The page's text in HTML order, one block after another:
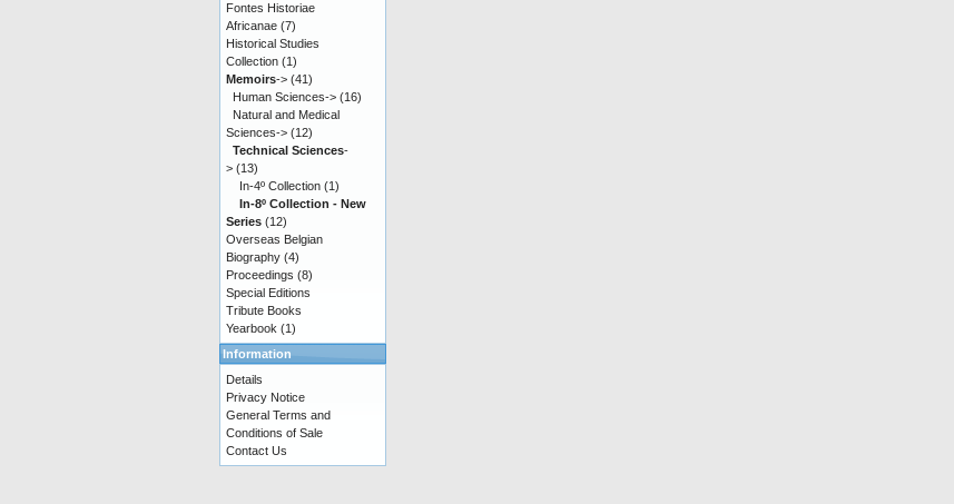
Fontes Historiae
Africanae (7)
Historical Studies
Collection (1)
Memoirs-> (41)
Human Sciences-> (16)
Natural and Medical
Sciences-> (12)
Technical Sciences-
> (13)
In-4º Collection (1)
In-8º Collection - New
Series (12)
Overseas Belgian
Biography (4)
Proceedings (8)
Special Editions
Tribute Books
Yearbook (1)
Information
Details
Privacy Notice
General Terms and
Conditions of Sale
Contact Us